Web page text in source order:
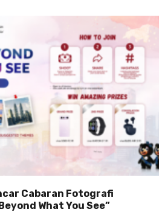
Cabaran Fotografi
What You See”